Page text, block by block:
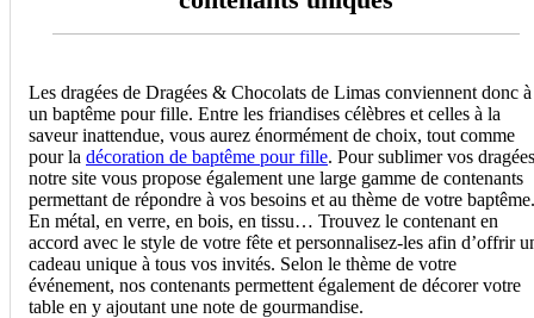
Les dragées de Dragées & Chocolats de Limas conviennent donc à
un baptême pour fille. Entre les friandises célèbres et celles à la
saveur inattendue, vous aurez énormément de choix, tout comme
pour la décoration de baptême pour fille. Pour sublimer vos
notre site vous propose également une large gamme de contenants
permettant de répondre à vos besoins et au thème de votre baptême.
En métal, en verre, en bois, en tissu… Trouvez le contenant en
accord avec le style de votre fête et personnalisez-les afin d’offrir
cadeau unique à tous vos invités. Selon le thème de votre
événement, nos contenants permettent également de décorer votre
table en y ajoutant une note de gourmandise.